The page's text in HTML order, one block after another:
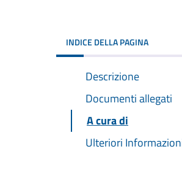
INDICE DELLA PAGINA
Descrizione
Documenti allegati
A cura di
Ulteriori